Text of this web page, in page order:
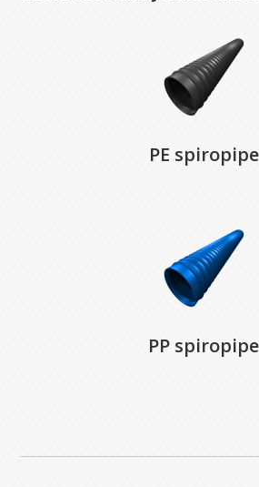
PE spiropipe
PP spiropipe